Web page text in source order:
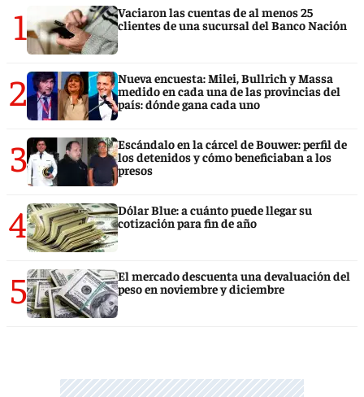
1
Vaciaron las cuentas de al menos 25
clientes de una sucursal del Banco Nación
2
Nueva encuesta: Milei, Bullrich y Massa
medido en cada una de las provincias del
país: dónde gana cada uno
3
Escándalo en la cárcel de Bouwer: perfil de
los detenidos y cómo beneficiaban a los
presos
4
Dólar Blue: a cuánto puede llegar su
cotización para fin de año
5
El mercado descuenta una devaluación del
peso en noviembre y diciembre